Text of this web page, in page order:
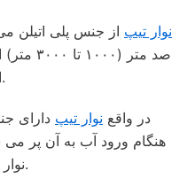
نوار تیپ از جنس پلی اتیلن
صد متر (۱۰۰۰ تا ۳۰۰۰ متر) است.
اتیلن سخت، بسیار نرم می باشد.
در واقع نوار تیپ دارای
هنگام ورود آب به آن پر می
نوار تیپ به صورت مسطح در می آید.